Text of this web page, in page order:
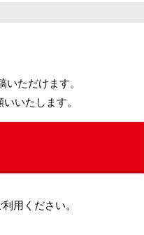
いただけます。
いたします。
用ください。